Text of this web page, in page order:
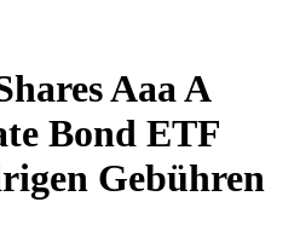
Aaa A
Bond ETF
Gebühren